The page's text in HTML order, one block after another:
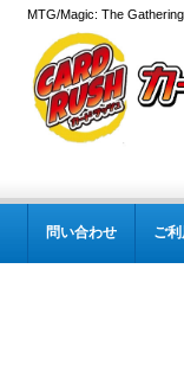
MTG/Magic: The
問い合わせ ご